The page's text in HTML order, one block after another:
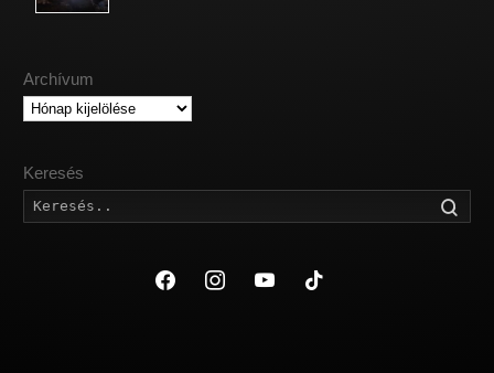
Archívum
Archívum
Keresés
facebook instagram youtube tiktok